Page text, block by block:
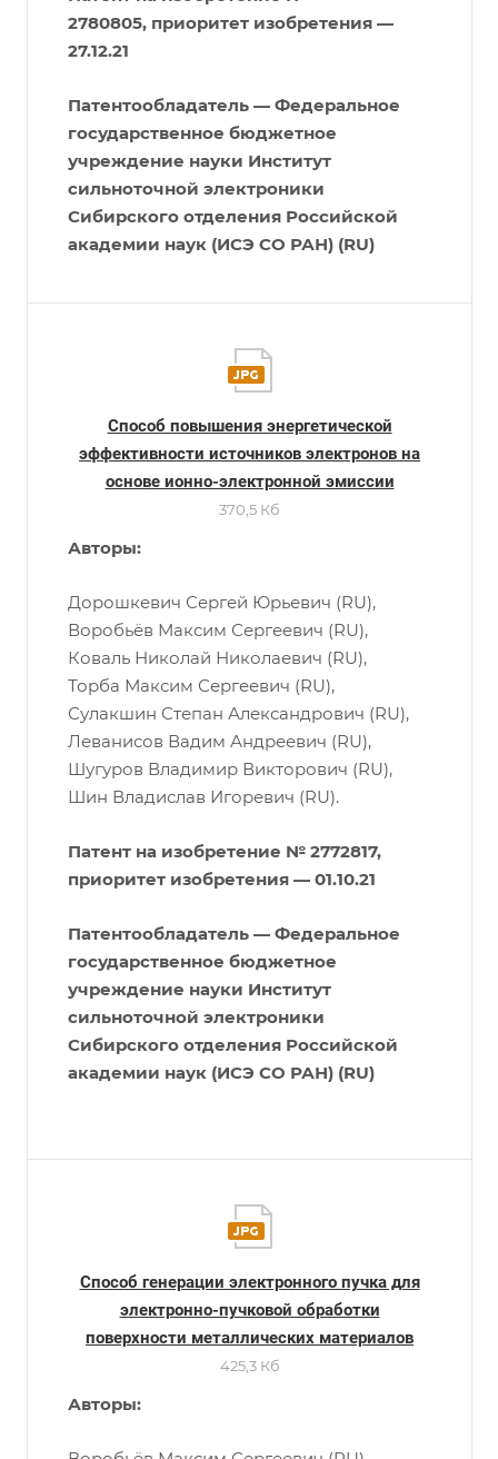
2780805, приоритет изобретения —
27.12.21
Патентообладатель — Федеральное
государственное бюджетное
учреждение науки Институт
сильноточной электроники
Сибирского отделения Российской
академии наук (ИСЭ СО РАН) (RU)
Способ повышения энергетической
эффективности источников электронов на
основе ионно-электронной эмиссии
370,5 Кб
Авторы:
Дорошкевич Сергей Юрьевич (RU),
Воробьёв Максим Сергеевич (RU),
Коваль Николай Николаевич (RU),
Торба Максим Сергеевич (RU),
Сулакшин Степан Александрович (RU),
Леванисов Вадим Андреевич (RU),
Шугуров Владимир Викторович (RU),
Шин Владислав Игоревич (RU).
Патент на изобретение № 2772817,
приоритет изобретения — 01.10.21
Патентообладатель — Федеральное
государственное бюджетное
учреждение науки Институт
сильноточной электроники
Сибирского отделения Российской
академии наук (ИСЭ СО РАН) (RU)
Способ генерации электронного пучка для
электронно-пучковой обработки
поверхности металлических материалов
425,3 Кб
Авторы: